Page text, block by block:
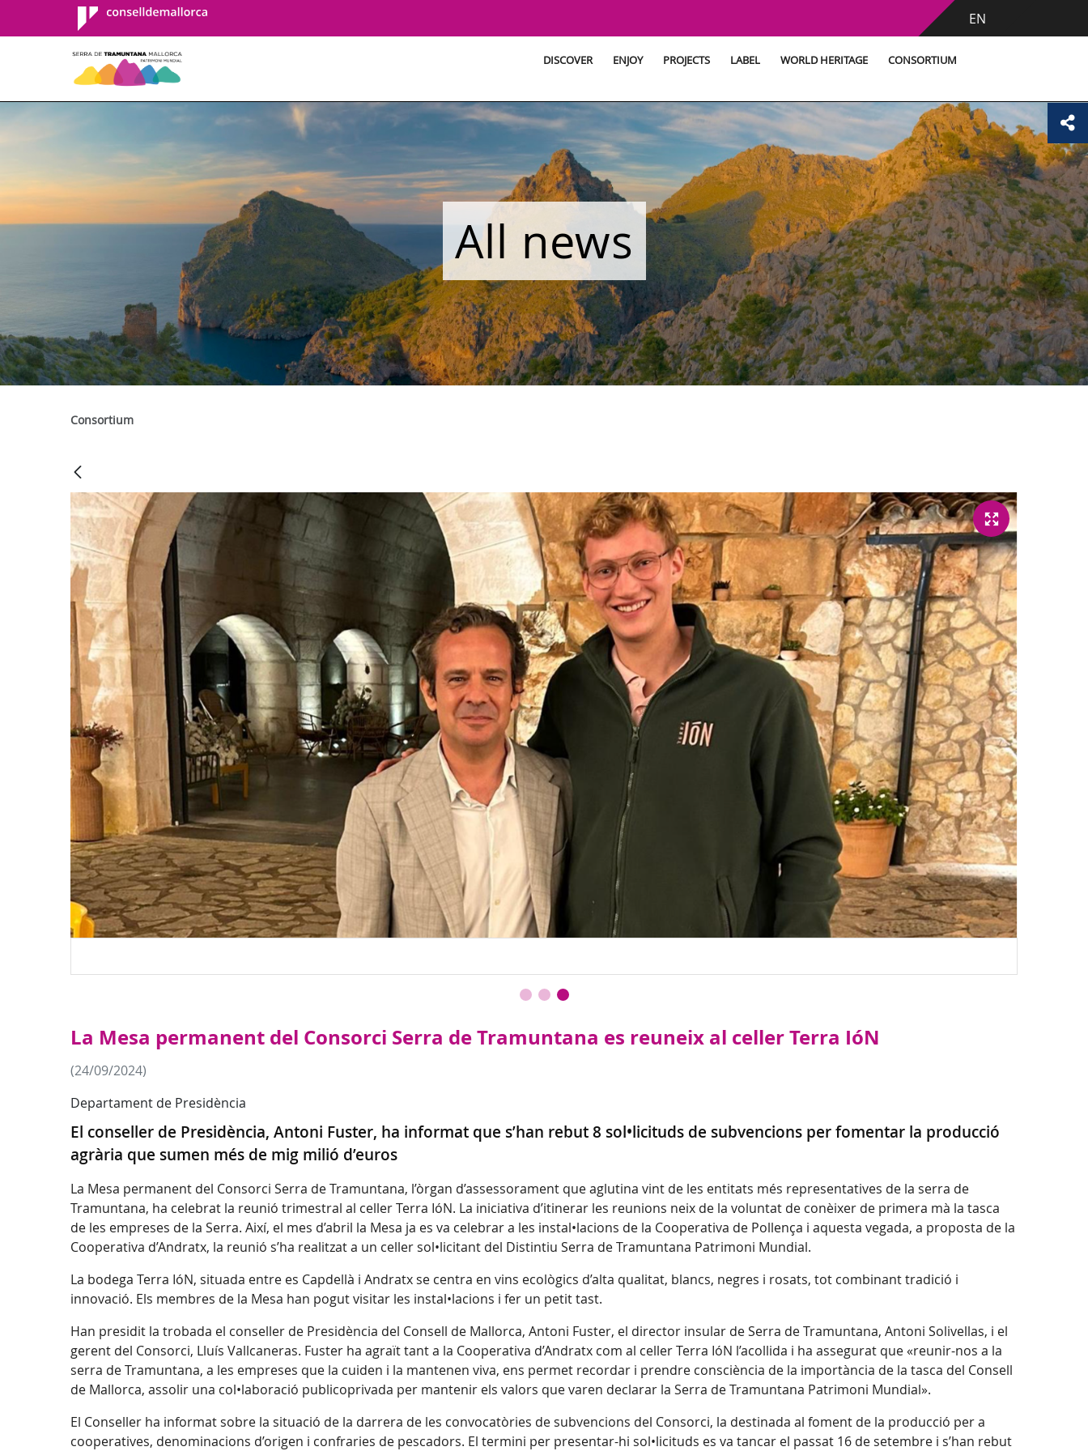
Consell de
Mallorca
EN
DISCOVER ENJOY PROJECTS LABEL WORLD HERITAGE CONSORTIUM
All news
Consortium
La Mesa permanent del Consorci Serra de Tramuntana es reuneix al celler Terra IóN
(24/09/2024)
Departament de Presidència
El conseller de Presidència, Antoni Fuster, ha informat que s’han rebut 8 sol•licituds de subvencions per fomentar la producció
agrària que sumen més de mig milió d’euros
La Mesa permanent del Consorci Serra de Tramuntana, l’òrgan d’assessorament que aglutina vint de les entitats més representatives de la serra de
Tramuntana, ha celebrat la reunió trimestral al celler Terra IóN. La iniciativa d’itinerar les reunions neix de la voluntat de conèixer de primera mà la tasca
de les empreses de la Serra. Així, el mes d’abril la Mesa ja es va celebrar a les instal•lacions de la Cooperativa de Pollença i aquesta vegada, a proposta de la
Cooperativa d’Andratx, la reunió s’ha realitzat a un celler sol•licitant del Distintiu Serra de Tramuntana Patrimoni Mundial.
La bodega Terra IóN, situada entre es Capdellà i Andratx se centra en vins ecològics d’alta qualitat, blancs, negres i rosats, tot combinant tradició i
innovació. Els membres de la Mesa han pogut visitar les instal•lacions i fer un petit tast.
Han presidit la trobada el conseller de Presidència del Consell de Mallorca, Antoni Fuster, el director insular de Serra de Tramuntana, Antoni Solivellas, i el
gerent del Consorci, Lluís Vallcaneras. Fuster ha agraït tant a la Cooperativa d’Andratx com al celler Terra IóN l’acollida i ha assegurat que «reunir-nos a la
serra de Tramuntana, a les empreses que la cuiden i la mantenen viva, ens permet recordar i prendre consciència de la importància de la tasca del Consell
de Mallorca, assolir una col•laboració publicoprivada per mantenir els valors que varen declarar la Serra de Tramuntana Patrimoni Mundial».
El Conseller ha informat sobre la situació de la darrera de les convocatòries de subvencions del Consorci, la destinada al foment de la producció per a
cooperatives, denominacions d’origen i confraries de pescadors. El termini per presentar-hi sol•licituds es va tancar el passat 16 de setembre i s’han rebut